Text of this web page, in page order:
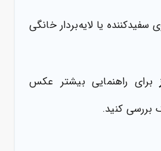
یا لایه‌بردار خانگی
برای راهنمایی بیشتر عکس
بررسی کنید.